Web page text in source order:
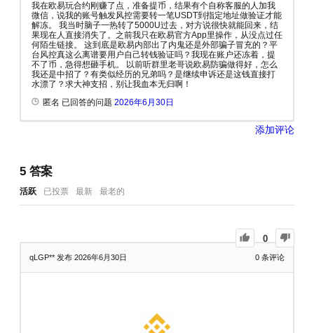
我在欧易玩合约刚赚了点，准备提币，结果有个自称客服的人加我
微信，说我的账号触发风控需要转一笔USDT到指定地址做验证才能
解冻。 我当时脑子一热转了5000U过去，对方说很快就能回来，结
果现在人直接消失了。之前我只在欧易官方App里操作，从没点过任
何陌生链接。 这到底是欧易内部出了内鬼还是外部骗子冒充的？平
台风控真这么离谱要用户自己转钱验证吗？我现在账户还冻着，提
不了币，急得想砸手机。 以前听群里老哥说欧易防骗做得好，怎么
我还是中招了？有类似经历的兄弟吗？是继续申诉还是这钱直接打
水漂了？求大神支招，别让我血本无归啊！
匿名 已回答的问题 2026年6月30日
添加评论
5答案
活跃 已投票 最新 最老的
0
qLGP** 发布 2026年6月30日 0 条评论